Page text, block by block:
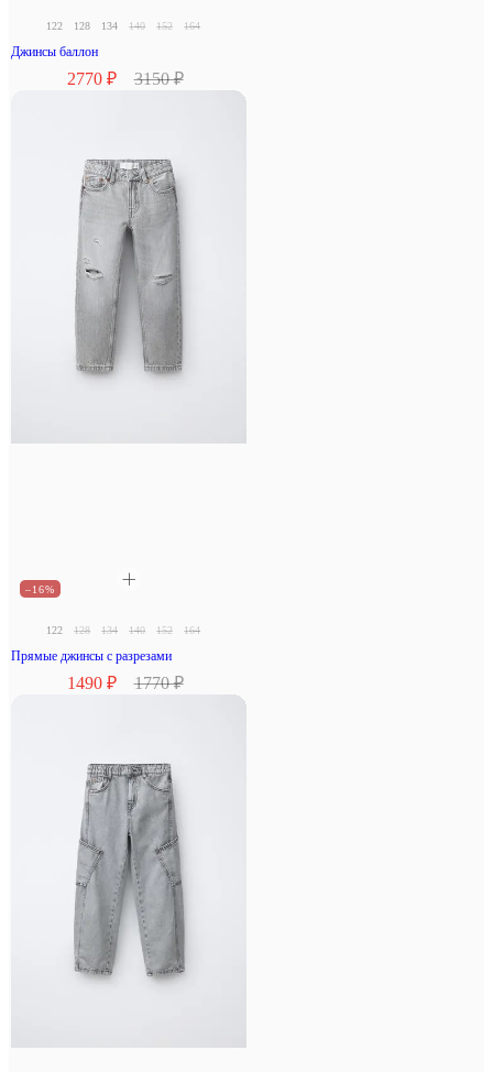
122 128 134 140 152 164
Джинсы баллон
2770 ₽ 3150 ₽
–16%
122 128 134 140 152 164
Прямые джинсы с разрезами
1490 ₽ 1770 ₽